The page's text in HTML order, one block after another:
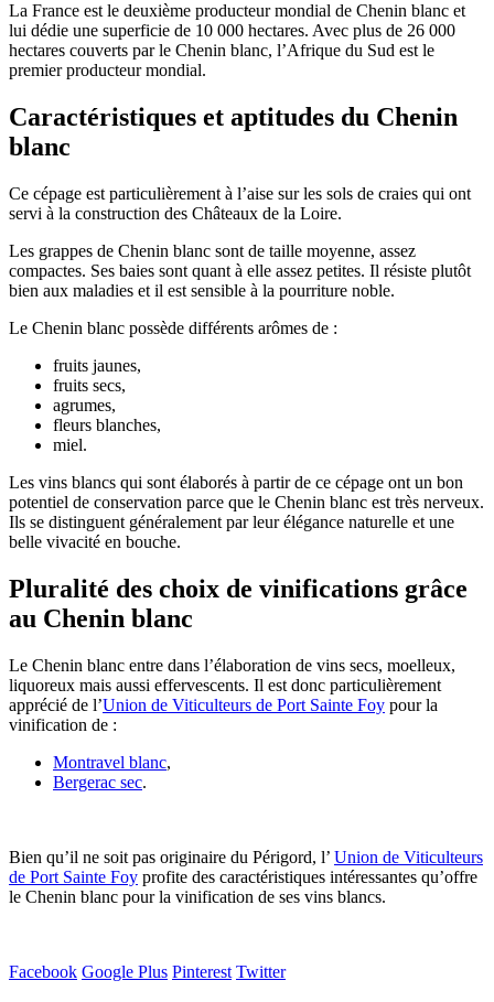
La France est le deuxième producteur mondial de Chenin blanc et
lui dédie une superficie de 10 000 hectares. Avec plus de 26 000
hectares couverts par le Chenin blanc, l’Afrique du Sud est le
premier producteur mondial.
Caractéristiques et aptitudes du Chenin
blanc
Ce cépage est particulièrement à l’aise sur les sols de craies qui ont
servi à la construction des Châteaux de la Loire.
Les grappes de Chenin blanc sont de taille moyenne, assez
compactes. Ses baies sont quant à elle assez petites. Il résiste plutôt
bien aux maladies et il est sensible à la pourriture noble.
Le Chenin blanc possède différents arômes de :
fruits jaunes,
fruits secs,
agrumes,
fleurs blanches,
miel.
Les vins blancs qui sont élaborés à partir de ce cépage ont un bon
potentiel de conservation parce que le Chenin blanc est très nerveux.
Ils se distinguent généralement par leur élégance naturelle et une
belle vivacité en bouche.
Pluralité des choix de vinifications grâce
au Chenin blanc
Le Chenin blanc entre dans l’élaboration de vins secs, moelleux,
liquoreux mais aussi effervescents. Il est donc particulièrement
apprécié de l’Union de Viticulteurs de Port Sainte Foy pour la
vinification de :
Montravel blanc,
Bergerac sec.
Bien qu’il ne soit pas originaire du Périgord, l’ Union de Viticulteurs
de Port Sainte Foy profite des caractéristiques intéressantes qu’offre
le Chenin blanc pour la vinification de ses vins blancs.
Facebook Google Plus Pinterest Twitter